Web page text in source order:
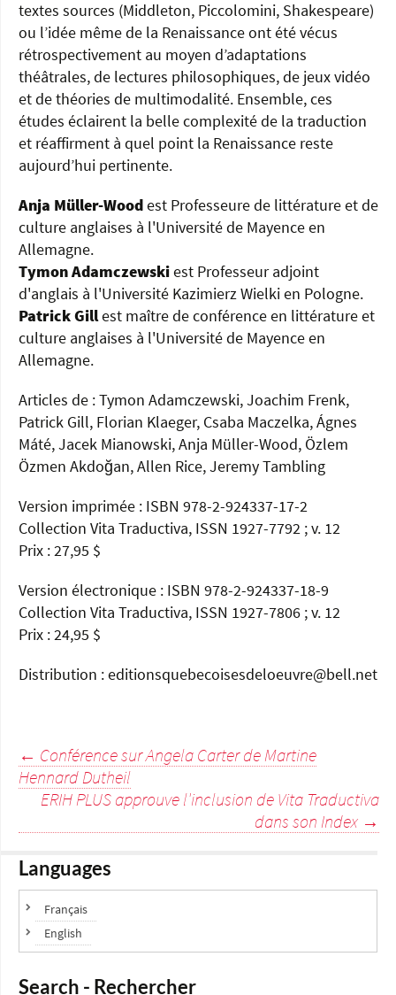
textes sources (Middleton, Piccolomini, Shakespeare)
ou l’idée même de la Renaissance ont été vécus
rétrospectivement au moyen d’adaptations
théâtrales, de lectures philosophiques, de jeux vidéo
et de théories de multimodalité. Ensemble, ces
études éclairent la belle complexité de la traduction
et réaffirment à quel point la Renaissance reste
aujourd’hui pertinente.
Anja Müller-Woodest Professeure de littérature et de
culture anglaises à l'Université de Mayence en
Allemagne.
Tymon Adamczewskiest Professeur adjoint
d'anglais à l'Université Kazimierz Wielki en Pologne.
Patrick Gillest maître de conférence en littérature et
culture anglaises à l'Université de Mayence en
Allemagne.
Articles de : Tymon Adamczewski, Joachim Frenk,
Patrick Gill, Florian Klaeger, Csaba Maczelka, Ágnes
Máté, Jacek Mianowski, Anja Müller-Wood, Özlem
Özmen Akdoğan, Allen Rice, Jeremy Tambling
Version imprimée : ISBN 978-2-924337-17-2
Collection Vita Traductiva, ISSN 1927-7792 ; v. 12
Prix : 27,95 $
Version électronique : ISBN 978-2-924337-18-9
Collection Vita Traductiva, ISSN 1927-7806 ; v. 12
Prix : 24,95 $
Distribution : editionsquebecoisesdeloeuvre@bell.net
Navigation
des
articles
← Conférence sur Angela Carter de Martine
Hennard Dutheil
ERIH PLUS approuve l'inclusion de Vita Traductiva
dans son Index →
Languages
Français
English
Search - Rechercher